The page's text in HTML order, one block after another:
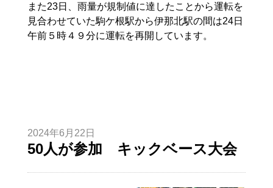
また23日、雨量が規制値に達したことから運転を
見合わせていた駒ケ根駅から伊那北駅の間は24日
午前５時４９分に運転を再開しています。
2024年6月22日
50人が参加 キックベース大会